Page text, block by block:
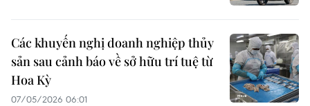
Các khuyến nghị doanh nghiệp thủy
sản sau cảnh báo về sở hữu trí tuệ từ
Hoa Kỳ
07/05/2026 06:01